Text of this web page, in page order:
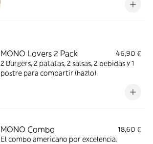
al estilo Oklahoma, cheddar, guacamole y
MONO Lovers 2 Pack
46,90 €
2 Burgers, 2 patatas, 2 salsas, 2 bebidas y 1
postre para compartir (hazlo).
MONO Combo
18,60 €
El combo americano por excelencia.